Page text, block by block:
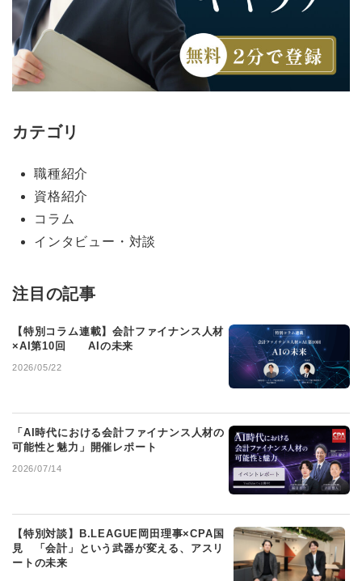
カテゴリ
職種紹介
資格紹介
コラム
インタビュー・対談
注目の記事
【特別コラム連載】会計ファイナンス人材
×AI第10回 AIの未来
2026/05/22
「AI時代における会計ファイナンス人材の
可能性と魅力」開催レポート
2026/07/14
【特別対談】B.LEAGUE岡田理事×CPA国
見 「会計」という武器が変える、アスリ
ートの未来